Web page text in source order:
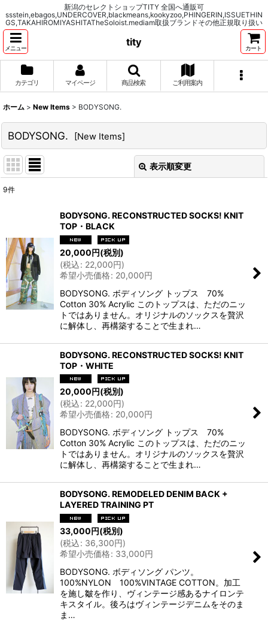
新潟のセレクトショップTITY 全国へ通販可
ssstein,ebagos,UNDERCOVER,blackmeans,kookyzoo,PHINGERIN,ISSUETHIN
GS,TAKAHIROMIYASHITATheSoloist.mediam取扱ブランドその他正規取り扱い
メニュー
tity
カート
カテゴリ マイページ 商品検索 ご利用案内
ホーム > New Items > BODYSONG.
BODYSONG. [New Items]
表示順変更
絞り込む
9件
BODYSONG. RECONSTRUCTED SOCKS! KNIT
TOP・BLACK
20,000円(税別)
(税込: 22,000円)
希望小売価格: 20,000円
BODYSONG. ボディソング トップス 70%
Cotton 30% Acrylic このトップスは、ただのニッ
トではありません。オリジナルのソックスを贅沢
に解体し、再構築することで生まれ…
BODYSONG. RECONSTRUCTED SOCKS! KNIT
TOP・WHITE
20,000円(税別)
(税込: 22,000円)
希望小売価格: 20,000円
BODYSONG. ボディソング トップス 70%
Cotton 30% Acrylic このトップスは、ただのニッ
トではありません。オリジナルのソックスを贅沢
に解体し、再構築することで生まれ…
BODYSONG. REMODELED DENIM BACK +
LAYERED TRAINING PT
33,000円(税別)
(税込: 36,300円)
希望小売価格: 33,000円
BODYSONG. ボディソング パンツ。
100%NYLON 100%VINTAGE COTTON。加工
を施し皺を作り、ヴィンテージ感あるナイロンテ
キスタイル。後ろはヴィンテージデニムをそのま
ま…